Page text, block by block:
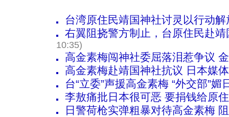
台湾原住民靖国神社讨灵以行动
右翼阻挠警方制止，台原住民赴
10:35)
高金素梅闯神社委屈落泪惹争议
高金素梅赴靖国神社抗议 日本媒
台“立委”声援高金素梅 “外交部”媚
李敖痛批日本很可恶 要捐钱给原
日警荷枪实弹粗暴对待高金素梅